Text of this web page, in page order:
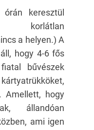
keresztül
korlátlan
a helyen.) A
hogy 4-6 fős
bűvészek
Amellett, hogy
állandóan
ami igen